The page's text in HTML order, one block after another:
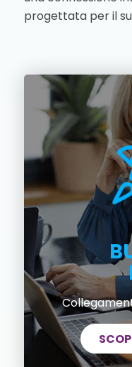
progettata per il